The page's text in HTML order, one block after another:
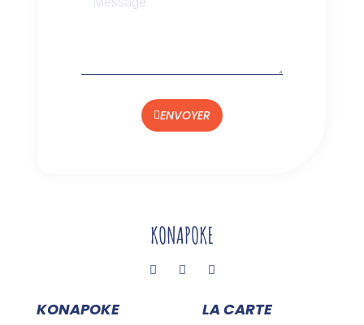
ENVOYER
KONAPOKE LA CARTE